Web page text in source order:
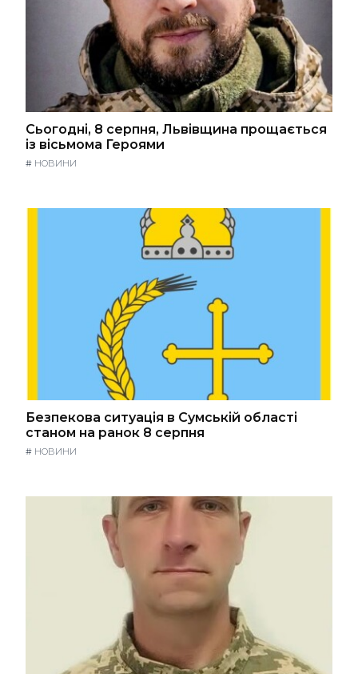
Сьогодні, 8 серпня, Львівщина прощається
із вісьмома Героями
# НОВИНИ
Безпекова ситуація в Сумській області
станом на ранок 8 серпня
# НОВИНИ